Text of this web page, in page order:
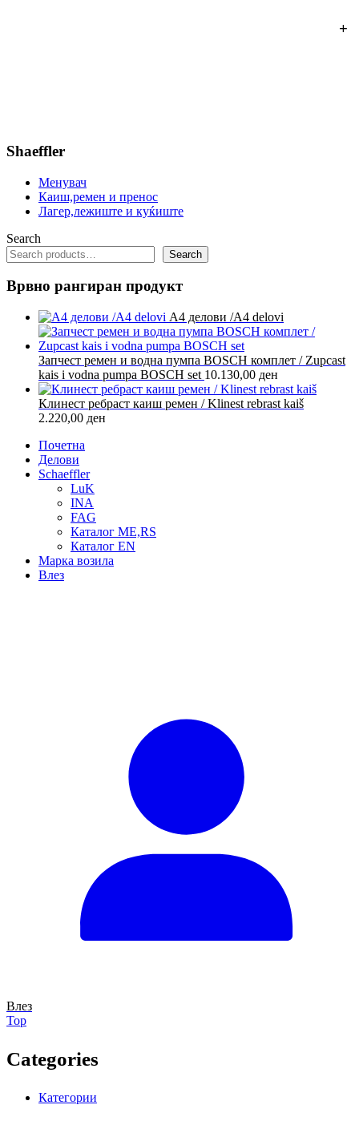
+
Shaeffler
Менувач
Каиш,ремен и пренос
Лагер,лежиште и куќиште
Search
Search
Врвно рангиран продукт
А4 делови /A4 delovi
Запчест ремен и водна пумпа BOSCH комплет / Zupcast
kais i vodna pumpa BOSCH set 10.130,00 ден
Клинест ребраст каиш ремен / Klinest rebrast kaiš
2.220,00 ден
Почетна
Делови
Schaeffler
LuK
INA
FAG
Каталог ME,RS
Каталог EN
Марка возила
Влез
Влез
TopBack
Categories
Категории